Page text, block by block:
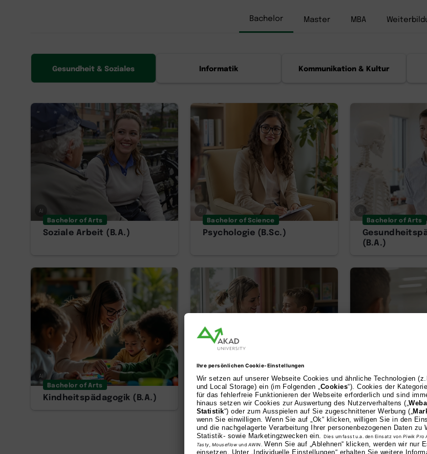
Bachelor Master MBA
Gesundheit & Soziales Informatik Kommunikation & Kultur
AI
Bachelor of Arts
Soziale Arbeit (B.A.)
AI
Bachelor of Science
Psychologie (B.Sc.)
AI
Bachelor of Arts
(B.A.)
AI
Bachelor of Arts
Kindheitspädagogik (B.A.)
AI
Bachelor of Arts
Heilpädagogik (B.A.)
AI
Bachelor of Arts